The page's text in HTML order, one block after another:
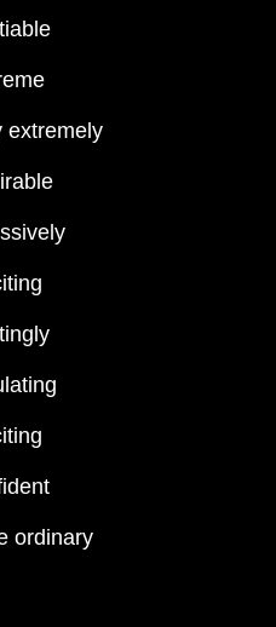
extremely
ordinary